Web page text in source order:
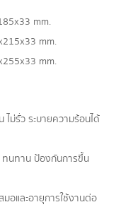
mm.
mm.
mm.
ม่รั่ว ระบายความร้อนได้
ทนทาน ป้องกันการขึ้น
อและอายุการใช้งานต่อ